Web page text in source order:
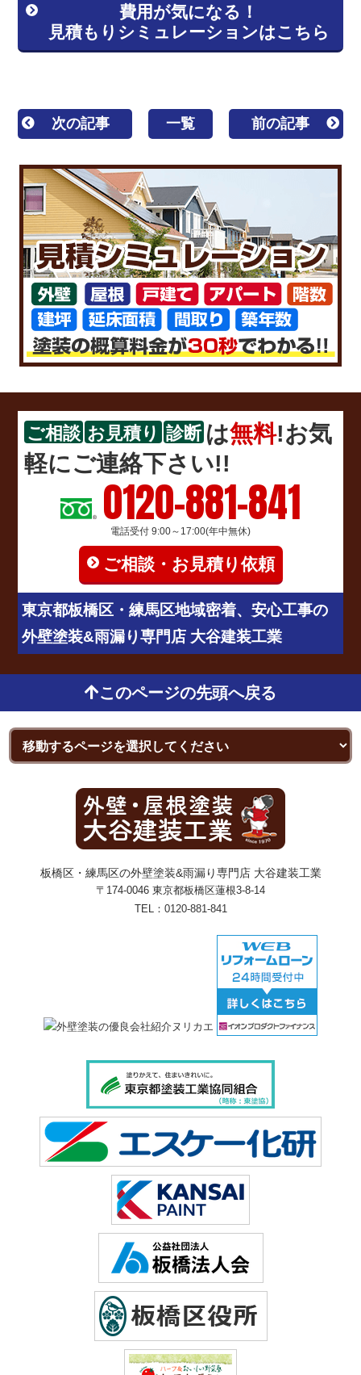
費用が気になる！
見積もりシミュレーションはこちら
次の記事 一覧 前の記事
ご相談 お見積り 診断 は無料!お気
軽にご連絡下さい!!
0120-881-841
電話受付 9:00～17:00(年中無休)
ご相談・お見積り依頼
東京都板橋区・練馬区地域密着、安心工事の
外壁塗装&雨漏り専門店 大谷建装工業
このページの先頭へ戻る
板橋区・練馬区の外壁塗装&雨漏り専門店 大谷建装工業
〒174-0046 東京都板橋区蓮根3-8-14
TEL： 0120-881-841